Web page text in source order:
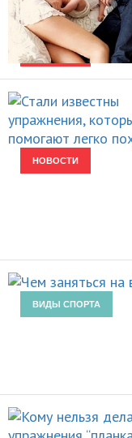
НОВОСТИ
ВИДЫ СПОРТА